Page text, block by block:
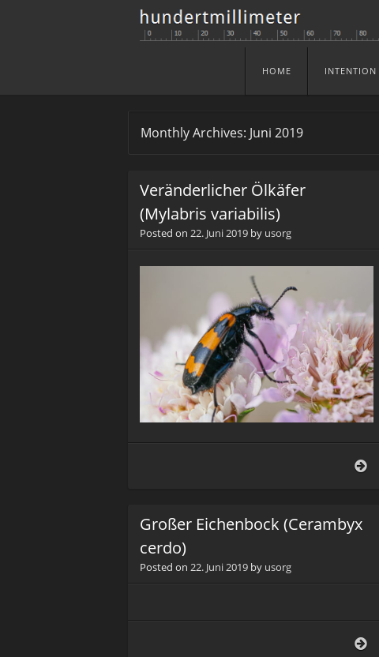
Menu
Skip to content
HOME INTENTION
Monthly Archives: Juni 2019
Veränderlicher Ölkäfer
(Mylabris variabilis)
Posted on 22. Juni 2019 by usorg
Großer Eichenbock (Cerambyx
cerdo)
Posted on 22. Juni 2019 by usorg